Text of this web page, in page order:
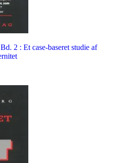
2 : Et case-baseret studie af